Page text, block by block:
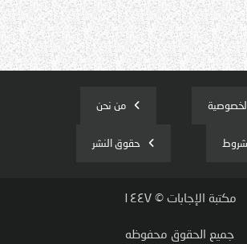
من نحن
حقوق النشر
مكتبة الإجابات © ١٤٤٧
جميع الحقوق محفوظه